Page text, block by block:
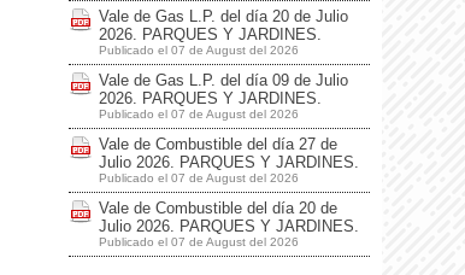
Vale de Gas L.P. del día 20 de Julio
2026. PARQUES Y JARDINES.
Publicado el 07 de August del 2026
Vale de Gas L.P. del día 09 de Julio
2026. PARQUES Y JARDINES.
Publicado el 07 de August del 2026
Vale de Combustible del día 27 de
Julio 2026. PARQUES Y JARDINES.
Publicado el 07 de August del 2026
Vale de Combustible del día 20 de
Julio 2026. PARQUES Y JARDINES.
Publicado el 07 de August del 2026